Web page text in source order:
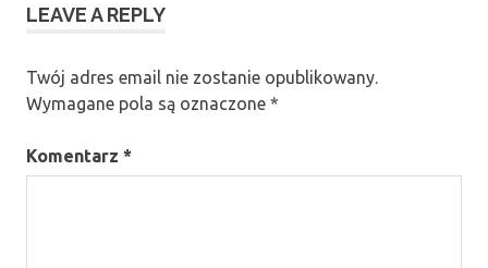
LEAVE A REPLY
Twój adres email nie zostanie opublikowany.
Wymagane pola są oznaczone *
Komentarz *